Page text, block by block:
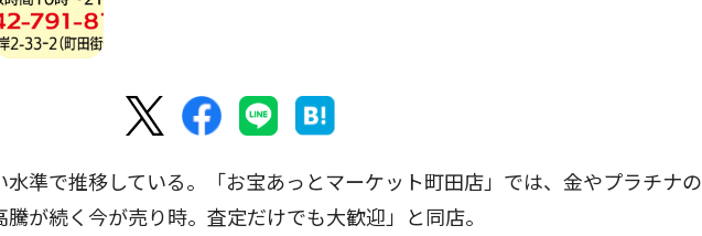
準で推移している。「お宝あっとマーケット町田店」では、金やプラチナの
が続く今が売り時。査定だけでも大歓迎」と同店。